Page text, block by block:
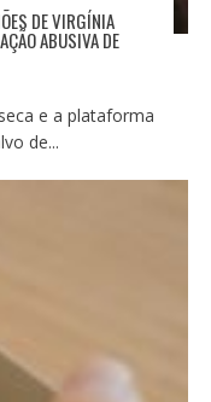
DE VIRGÍNIA
ABUSIVA DE
e a plataforma
de...